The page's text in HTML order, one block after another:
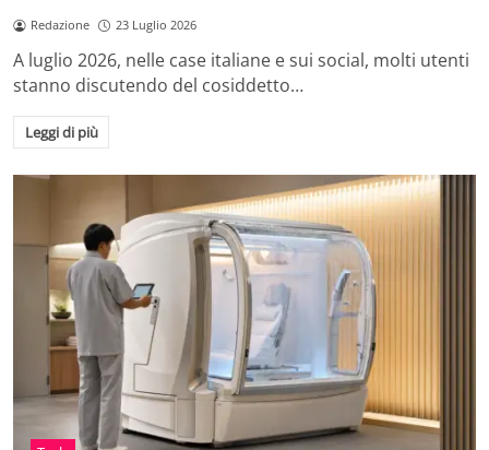
Redazione 23 Luglio 2026
A luglio 2026, nelle case italiane e sui social, molti utenti
stanno discutendo del cosiddetto…
Leggi di più